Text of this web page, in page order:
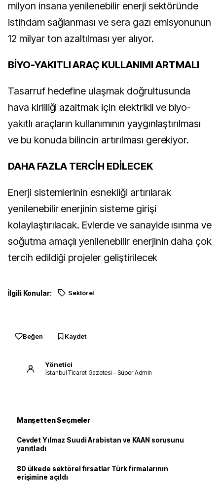
milyon insana yenilenebilir enerji sektöründe
istihdam sağlanması ve sera gazı emisyonunun
12 milyar ton azaltılması yer alıyor.
BİYO-YAKITLI ARAÇ KULLANIMI ARTMALI
Tasarruf hedefine ulaşmak doğrultusunda
hava kirliliği azaltmak için elektrikli ve biyo-
yakıtlı araçların kullanımının yaygınlaştırılması
ve bu konuda bilincin artırılması gerekiyor.
DAHA FAZLA TERCİH EDİLECEK
Enerji sistemlerinin esnekliği artırılarak
yenilenebilir enerjinin sisteme girişi
kolaylaştırılacak. Evlerde ve sanayide ısınma ve
soğutma amaçlı yenilenebilir enerjinin daha çok
tercih edildiği projeler geliştirilecek
İlgili Konular: Sektörel
Beğen Kaydet
Yönetici
İstanbul Ticaret Gazetesi – Süper Admin
Manşetten Seçmeler
Cevdet Yılmaz Suudi Arabistan ve KAAN sorusunu
yanıtladı
80 ülkede sektörel fırsatlar Türk firmalarının
erişimine açıldı